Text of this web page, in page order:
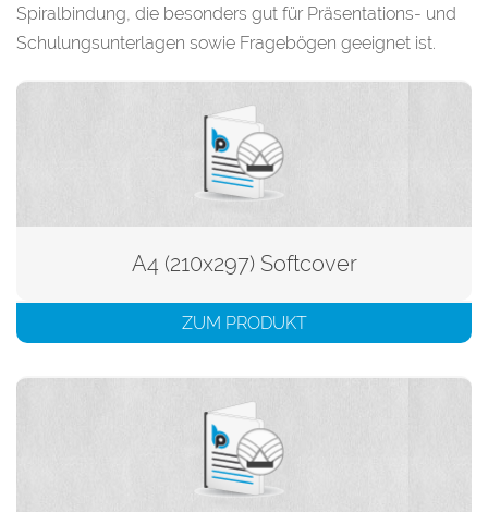
Spiralbindung, die besonders gut für Präsentations- und
Schulungsunterlagen sowie Fragebögen geeignet ist.
A4 (210x297) Softcover
ZUM PRODUKT